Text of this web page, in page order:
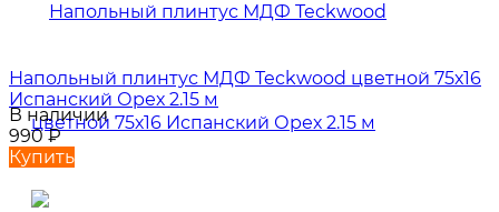
Напольный плинтус МДФ Teckwood цветной 75х16
Испанский Орех 2.15 м
В наличии
990₽
Купить